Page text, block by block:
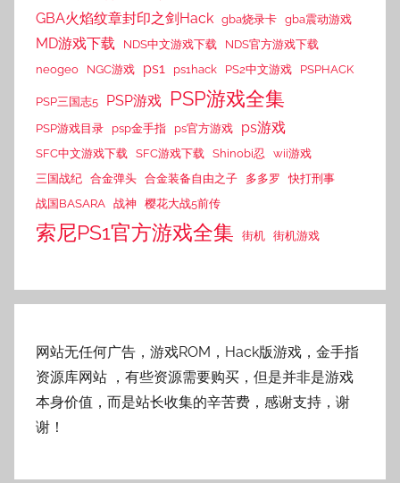
GBA火焰纹章封印之剑Hack gba烧录卡 gba震动游戏
MD游戏下载 NDS中文游戏下载
NDS官方游戏下载
neogeo
NGC游戏 ps1 ps1hack PS2中文游戏 PSPHACK
PSP三国志5 PSP游戏 PSP游戏全集
PSP游戏目录 psp金手指 ps官方游戏 ps游戏
SFC中文游戏下载 SFC游戏下载 Shinobi忍
wii游戏
三国战纪 合金弹头 合金装备自由之子 多多罗
快打刑事
战国BASARA 战神 樱花大战5前传
索尼PS1官方游戏全集 街机 街机游戏
网站无任何广告，游戏ROM，Hack版游戏，金手指
资源库网站 ，有些资源需要购买，但是并非是游戏
本身价值，而是站长收集的辛苦费，感谢支持，谢
谢！